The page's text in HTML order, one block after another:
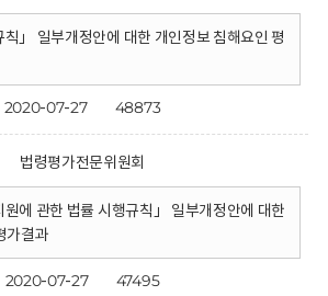
칙」 일부개정안에 대한 개인정보 침해요인 평
2020-07-27 48873
법령평가전문위원회
원에 관한 법률 시행규칙」 일부개정안에 대한
가결과
2020-07-27 47495